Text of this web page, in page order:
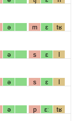
ə m ɛ tʁ
ə s ɛ l
ə s ɛ l
ə p ɛː tʁ